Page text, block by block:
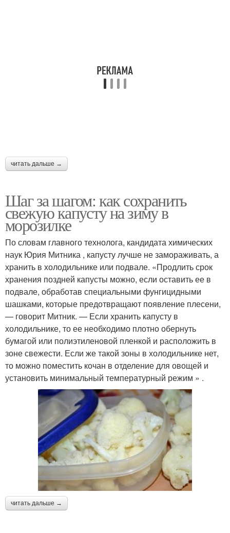
читать дальше →
Шаг за шагом: как сохранить
свежую капусту на зиму в
морозилке
По словам главного технолога, кандидата химических
наук Юрия Митника , капусту лучше не замораживать, а
хранить в холодильнике или подвале. «Продлить срок
хранения поздней капусты можно, если оставить ее в
подвале, обработав специальными фунгицидными
шашками, которые предотвращают появление плесени,
— говорит Митник. — Если хранить капусту в
холодильнике, то ее необходимо плотно обернуть
бумагой или полиэтиленовой пленкой и расположить в
зоне свежести. Если же такой зоны в холодильнике нет,
то можно поместить кочан в отделение для овощей и
установить минимальный температурный режим » .
читать дальше →